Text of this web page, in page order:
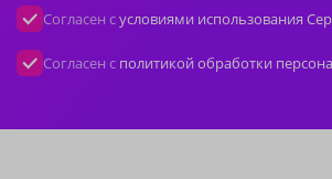
Согласен сусловиями использования
Согласен с политикой обработки